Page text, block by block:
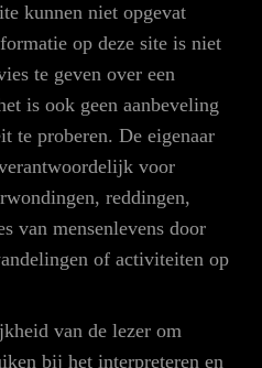
kunnen niet opgevat
op deze site is niet
te geven over een
is ook geen aanbeveling
te proberen. De eigenaar
voor
reddingen,
van mensenlevens door
of activiteiten op
van de lezer om
bij het interpreteren en